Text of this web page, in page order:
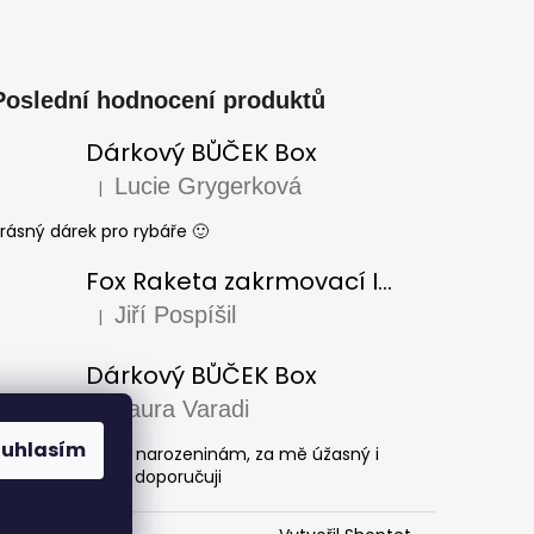
hodnocení produktů
Dárkový BŮČEK Box
Hodnocení produktu je 5 z 5 hvězdiček.
| Lucie Grygerková
dárek pro rybáře 🙂
Fox Raketa zakrmovací Impact Spod
Hodnocení produktu je 5 z 5 hvězdiček.
| Jiří Pospíšil
Dárkový BŮČEK Box
Hodnocení produktu je 5 z 5 hvězdiček.
Laura Varadi
pro dědu k narozeninám, za mě úžasný i
zabaleno, doporučuji